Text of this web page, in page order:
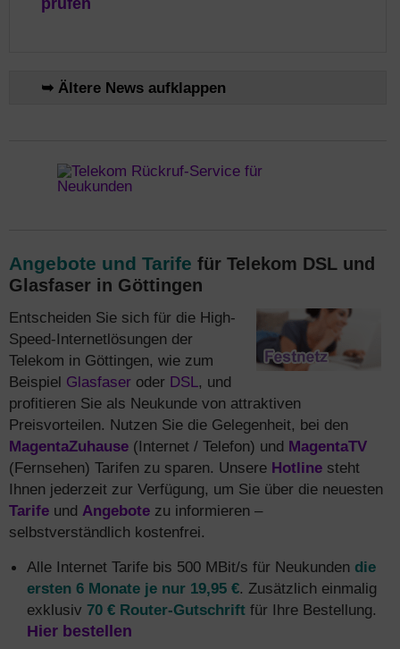
prüfen
➥ Ältere News aufklappen
Angebote und Tarife für Telekom DSL und
Glasfaser in Göttingen
Entscheiden Sie sich für die High-
Speed-Internetlösungen der
Telekom in Göttingen, wie zum
Beispiel Glasfaser oder DSL, und
profitieren Sie als Neukunde von attraktiven
Preisvorteilen. Nutzen Sie die Gelegenheit, bei den
MagentaZuhause (Internet / Telefon) und MagentaTV
(Fernsehen) Tarifen zu sparen. Unsere Hotline steht
Ihnen jederzeit zur Verfügung, um Sie über die neuesten
Tarife und Angebote zu informieren –
selbstverständlich kostenfrei.
Alle Internet Tarife bis 500 MBit/s für Neukunden die
ersten 6 Monate je nur 19,95 €. Zusätzlich einmalig
exklusiv 70 € Router-Gutschrift für Ihre Bestellung.
Hier bestellen